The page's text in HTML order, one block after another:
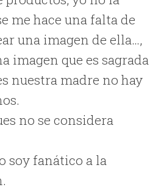
me hace una falta de
una imagen de ella…,
imagen que es sagrada
nuestra madre no hay
no se considera
soy fanático a la